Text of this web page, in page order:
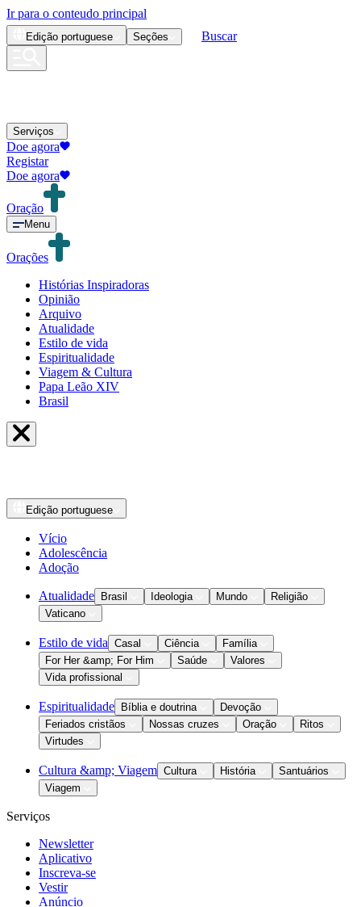
Ir para o conteudo principal
Edição portuguese Seções Buscar
Serviços
Doe agora
Registar
Doe agora
Oração
Menu
Orações
Histórias Inspiradoras
Opinião
Arquivo
Atualidade
Estilo de vida
Espiritualidade
Viagem & Cultura
Papa Leão XIV
Brasil
Edição portuguese
Vício
Adolescência
Adoção
Atualidade Brasil Ideologia Mundo
Religião
Vaticano
Estilo de vida Casal Ciência
Família
For Her &amp; For Him
Saúde
Valores
Vida profissional
Espiritualidade Bíblia e doutrina
Devoção
Feriados cristãos
Nossas cruzes Oração
Ritos
Virtudes
Cultura &amp; Viagem Cultura História
Santuários
Viagem
Serviços
Newsletter
Aplicativo
Inscreva-se
Vestir
Anúncio